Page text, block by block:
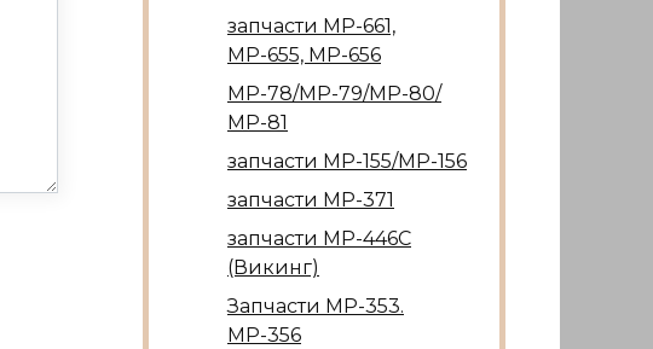
запчасти МР-661,
МР-655, МР-656
МР-78/МР-79/МР-80/
МР-81
запчасти МР-155/МР-156
запчасти МР-371
запчасти МР-446С
(Викинг)
Запчасти МР-353.
МР-356